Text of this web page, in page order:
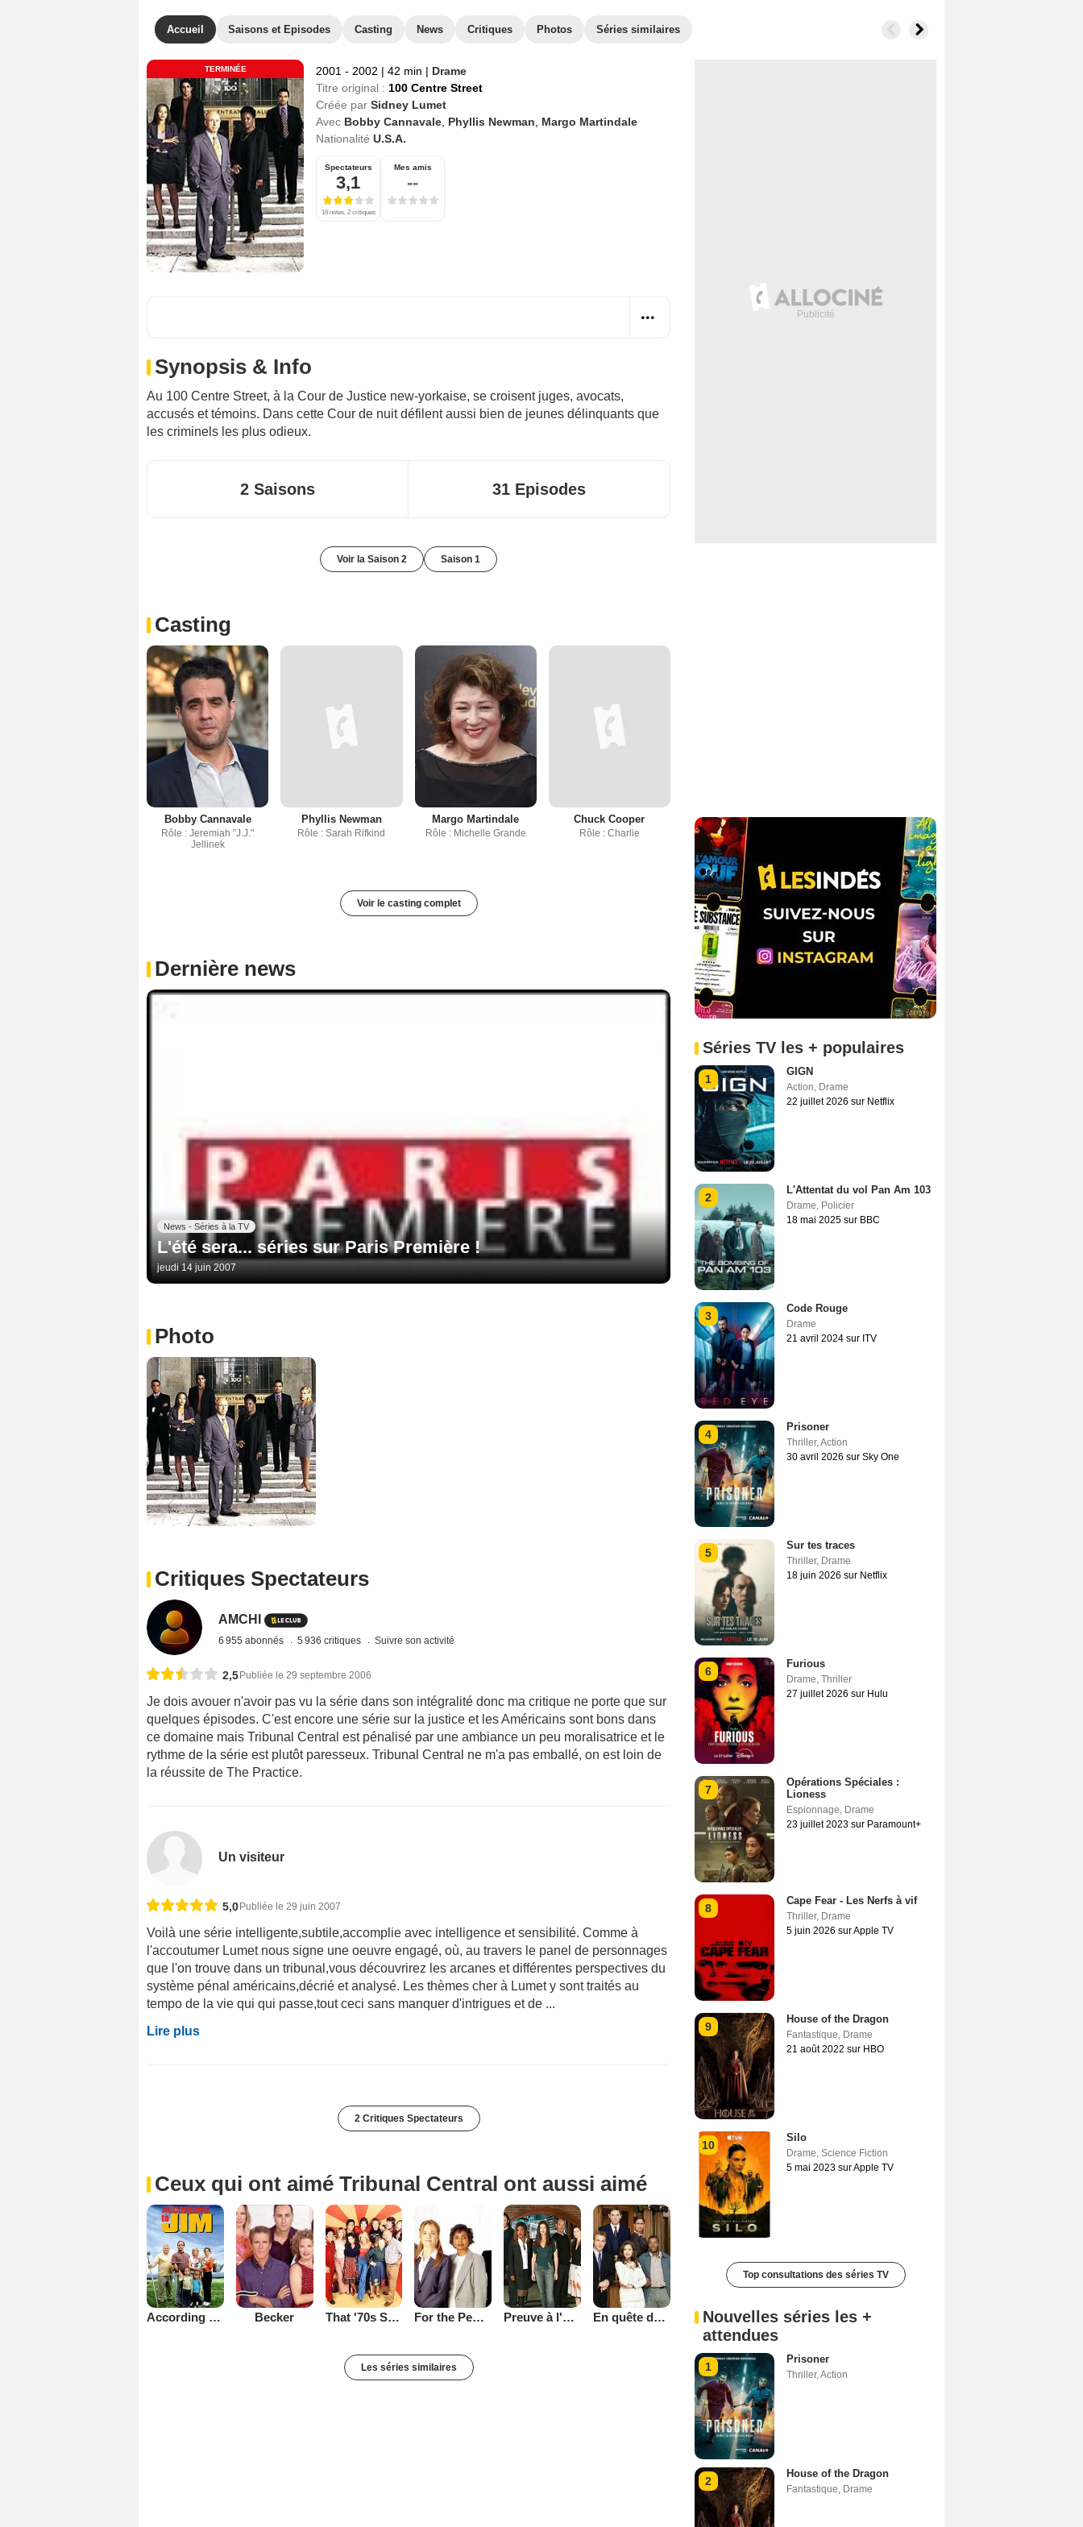
Accueil Saisons et Episodes Casting News Critiques Photos Séries similaires
TERMINÉE 2001 - 2002 | 42 min | Drame
Titre original : 100 Centre Street
Créée par Sidney Lumet
Avec Bobby Cannavale Phyllis Newman
Margo Martindale
Nationalité U.S.A.
Spectateurs
3,1
16 notes, 2 critiques
Mes amis
--
Synopsis & Info
Au 100 Centre Street, à la Cour de Justice new-yorkaise, se croisent juges, avocats,
accusés et témoins. Dans cette Cour de nuit défilent aussi bien de jeunes délinquants que
les criminels les plus odieux.
2 Saisons 31 Episodes
Voir la Saison 2 Saison 1
Casting
Bobby Cannavale
Rôle : Jeremiah "J.J."
Jellinek
Phyllis Newman
Rôle : Sarah Rifkind
Margo Martindale
Rôle : Michelle Grande
Chuck Cooper
Rôle : Charlie
Voir le casting complet
Dernière news
News - Séries à la TV
L'été sera... séries sur Paris Première !
jeudi 14 juin 2007
Photo
Critiques Spectateurs
AMCHI
6 955 abonnés 5 936 critiques Suivre son activité
2,5 Publiée le 29 septembre 2006
Je dois avouer n'avoir pas vu la série dans son intégralité donc ma critique ne porte que sur
quelques épisodes. C'est encore une série sur la justice et les Américains sont bons dans
ce domaine mais Tribunal Central est pénalisé par une ambiance un peu moralisatrice et le
rythme de la série est plutôt paresseux. Tribunal Central ne m'a pas emballé, on est loin de
la réussite de The Practice.
Un visiteur
5,0 Publiée le 29 juin 2007
Voilà une série intelligente,subtile,accomplie avec intelligence et sensibilité. Comme à
l'accoutumer Lumet nous signe une oeuvre engagé, où, au travers le panel de personnages
que l'on trouve dans un tribunal,vous découvrirez les arcanes et différentes perspectives du
système pénal américains,décrié et analysé. Les thèmes cher à Lumet y sont traités au
tempo de la vie qui qui passe,tout ceci sans manquer d'intrigues et de ...
Lire plus
2 Critiques Spectateurs
Ceux qui ont aimé Tribunal Central ont aussi aimé
According to Jim Becker That '70s Show For the People (2002) Preuve à l'appui En quête de justice
Les séries similaires
Séries TV les + populaires
1
GIGN
Action, Drame
22 juillet 2026 sur Netflix
2
L'Attentat du vol Pan Am 103
Drame, Policier
18 mai 2025 sur BBC
3
Code Rouge
Drame
21 avril 2024 sur ITV
4
Prisoner
Thriller,Action
30 avril 2026 sur Sky One
5
Sur tes traces
Thriller, Drame
18 juin 2026 sur Netflix
6
Furious
Drame, Thriller
27 juillet 2026 sur Hulu
7
Opérations Spéciales :
Lioness
Espionnage, Drame
23 juillet 2023 sur Paramount+
8
Cape Fear - Les Nerfs à vif
Thriller, Drame
5 juin 2026 sur Apple TV
9
House of the Dragon
Fantastique, Drame
21 août 2022 sur HBO
10
Silo
Drame, Science Fiction
5 mai 2023 sur Apple TV
Top consultations des séries TV
Nouvelles séries les +
attendues
1
Prisoner
Thriller,Action
2
House of the Dragon
Fantastique, Drame